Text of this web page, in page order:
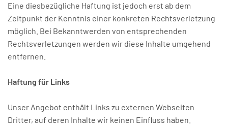
Eine diesbezügliche Haftung ist jedoch erst ab dem
Zeitpunkt der Kenntnis einer konkreten Rechtsverletzung
möglich. Bei Bekanntwerden von entsprechenden
Rechtsverletzungen werden wir diese Inhalte umgehend
entfernen.
Haftung für Links
Unser Angebot enthält Links zu externen Webseiten
Dritter, auf deren Inhalte wir keinen Einfluss haben.